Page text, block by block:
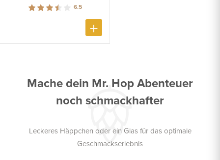
6.5
Mache dein Mr. Hop Abenteuer
noch schmackhafter
Leckeres Häppchen oder ein Glas für das optimale
Geschmackserlebnis